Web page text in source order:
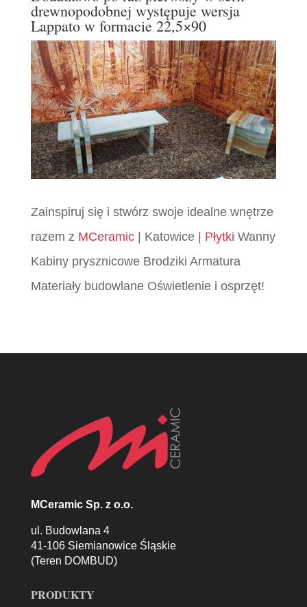
drewnopodobnej występuje wersja
Lappato w formacie 22,5×90
Zainspiruj się i stwórz swoje idealne wnętrze
razem z MCeramic| Katowice | Płytki Wanny
Kabiny prysznicowe Brodziki Armatura
Materiały budowlane Oświetlenie i osprzęt!
MCeramic Sp. z o.o.
ul. Budowlana 4
41-106 Siemianowice Śląskie
(Teren DOMBUD)
PRODUKTY